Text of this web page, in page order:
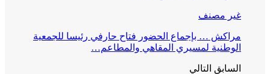
غير مصنف
مراكش … بإجماع الحضور فتاح حارفي رئيسا للجمعية
الوطنية لمسيري المقاهي والمطاعم…
السابق التالي